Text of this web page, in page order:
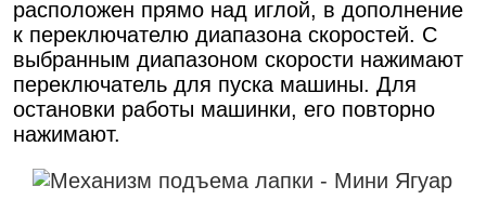
расположен прямо над иглой, в дополнение
к переключателю диапазона скоростей. С
выбранным диапазоном скорости нажимают
переключатель для пуска машины. Для
остановки работы машинки, его повторно
нажимают.